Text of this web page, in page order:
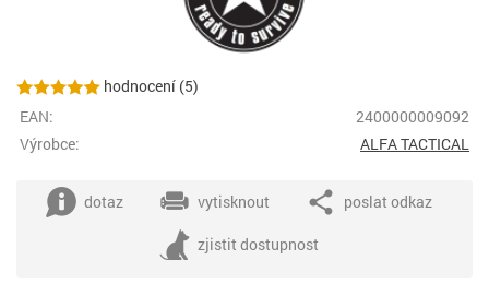
hodnocení (5)
EAN:
2400000009092
Výrobce:
ALFA TACTICAL
dotaz vytisknout poslat odkaz
zjistit dostupnost